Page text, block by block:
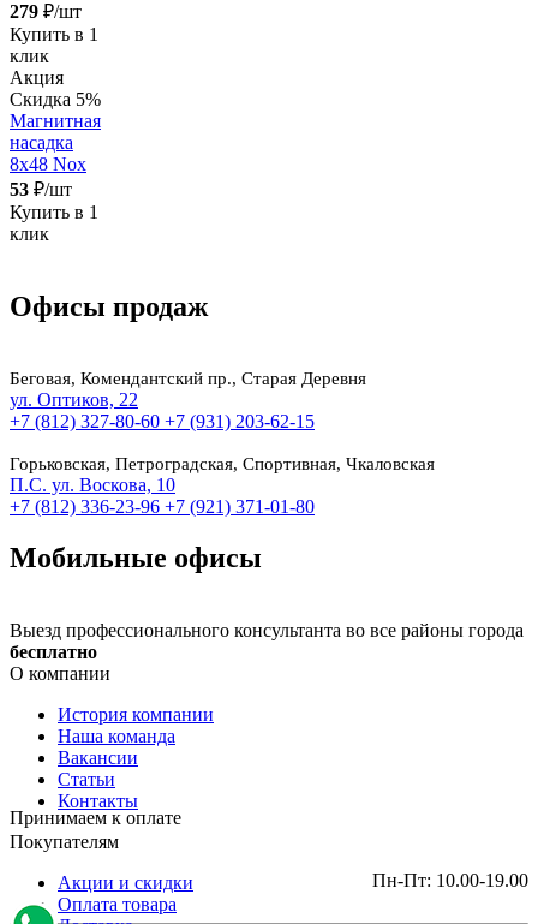
279 ₽/шт
Купить в 1
клик
Акция
Скидка 5%
Магнитная
насадка
8х48 Nox
53 ₽/шт
Купить в 1
клик
Офисы продаж
Беговая, Комендантский пр., Старая Деревня
ул. Оптиков, 22
+7 (812) 327-80-60 +7 (931) 203-62-15
Горьковская, Петроградская, Спортивная, Чкаловская
П.С. ул. Воскова, 10
+7 (812) 336-23-96 +7 (921) 371-01-80
Мобильные офисы
Выезд профессионального консультанта во все районы города
бесплатно
О компании
История компании
Наша команда
Вакансии
Статьи
Контакты
Покупателям
Акции и скидки
Оплата товара
Принимаем к оплате
Пн-Пт: 10.00-19.00